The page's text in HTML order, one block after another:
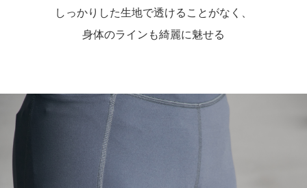
しっかりした生地で透けることがなく、
身体のラインも綺麗に魅せる